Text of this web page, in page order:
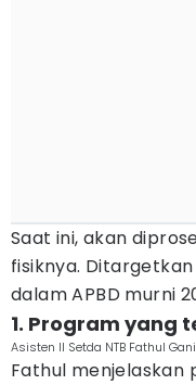
Saat ini, akan
fisiknya.
dalam APBD murni
1. Program yang
Asisten II Setda NTB Fathul
Fathul menjelaskan